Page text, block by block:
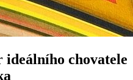
chovatele